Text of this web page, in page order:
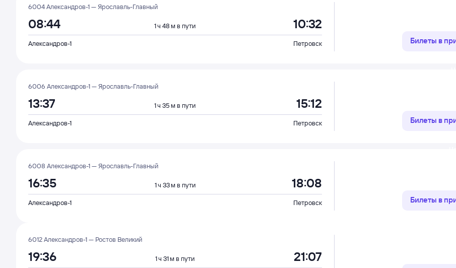
6004 Александров-1 — Ярославль-Главный
08:44 1 ч 48 м в пути 10:32
Александров-1 Петровск Билеты в
6006 Александров-1 — Ярославль-Главный
13:37 1 ч 35 м в пути 15:12
Александров-1 Петровск Билеты в
6008 Александров-1 — Ярославль-Главный
16:35 1 ч 33 м в пути 18:08
Александров-1 Петровск Билеты в
6012 Александров-1 — Ростов Великий
19:36 1 ч 31 м в пути 21:07